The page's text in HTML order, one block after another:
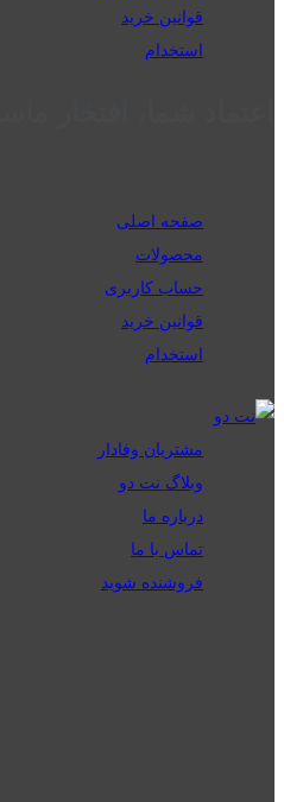
قوانین خرید
استخدام
صفحه اصلی
محصولات
حساب کاربری
قوانین خرید
استخدام
مشتریان وفادار
وبلاگ نت دو
درباره ما
تماس با ما
فروشنده شوید